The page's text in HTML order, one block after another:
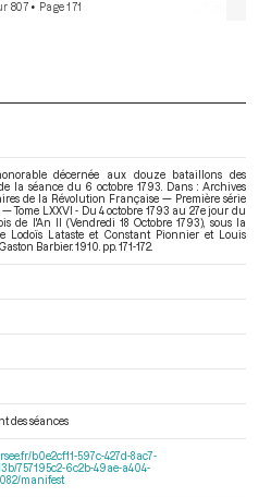
807 • Page 171
décernée aux douze bataillons des
la séance du 6 octobre 1793. Dans : Archives
de la Révolution Française — Première série
— Tome LXXVI - Du 4 octobre 1793 au 27e jour du
de l'An II (Vendredi 18 Octobre 1793) , sous la
Lodoïs Lataste et Constant Pionnier et Louis
Barbier. 1910. pp. 171-172.
des séances
b0e2cf11-597c-427d-8ac7-
757195c2-6c2b-49ae-a404-
manifest